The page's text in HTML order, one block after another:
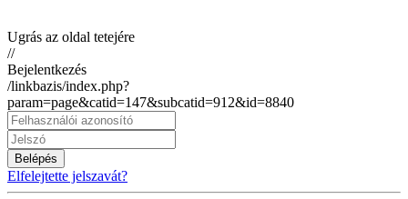
Ugrás az oldal tetejére
//
Bejelentkezés
/linkbazis/index.php?
param=page&catid=147&subcatid=912&id=8840
Belépés
Elfelejtette jelszavát?